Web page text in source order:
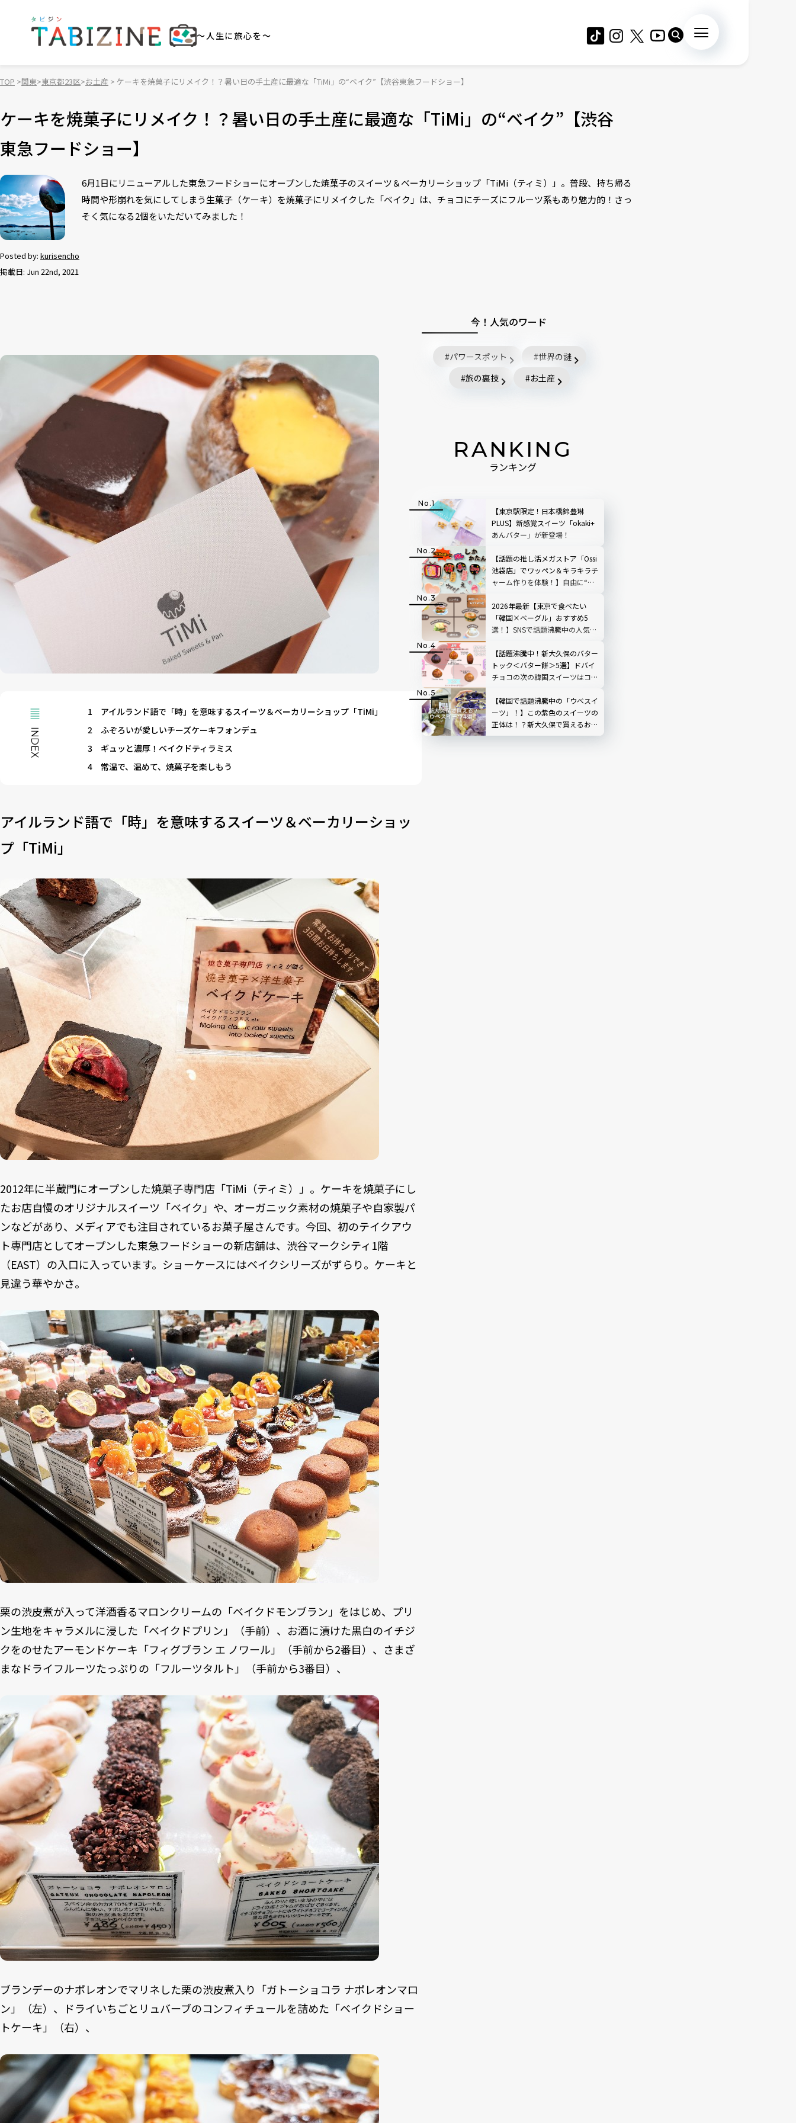
～人生に旅心を～
TOP 関東 東京都23区 お土産 ケーキを焼菓子にリメイク！？暑い日の手土産に最適な「TiMi」の“ベイク”【渋谷東急フードショー】
ケーキを焼菓子にリメイク！？暑い日の手土産に最適な「TiMi」の“ベイク”【渋谷
東急フードショー】
Posted by: kurisencho
掲載日: Jun 22nd, 2021
6月1日にリニューアルした東急フードショーにオープンした焼菓子のスイーツ＆ベーカリーショップ「TiMi（ティミ）」。普段、持ち帰る
時間や形崩れを気にしてしまう生菓子（ケーキ）を焼菓子にリメイクした「ベイク」は、チョコにチーズにフルーツ系もあり魅力的！さっ
そく気になる2個をいただいてみました！
INDEX
1
アイルランド語で「時」を意味するスイーツ＆ベーカリーショップ「TiMi」
2
ふぞろいが愛しいチーズケーキフォンデュ
3
ギュッと濃厚！ベイクドティラミス
4
常温で、温めて、焼菓子を楽しもう
アイルランド語で「時」を意味するスイーツ＆ベーカリーショッ
プ「TiMi」
2012年に半蔵門にオープンした焼菓子専門店「TiMi（ティミ）」。ケーキを焼菓子にし
たお店自慢のオリジナルスイーツ「ベイク」や、オーガニック素材の焼菓子や自家製パ
ンなどがあり、メディアでも注目されているお菓子屋さんです。今回、初のテイクアウ
ト専門店としてオープンした東急フードショーの新店舗は、渋谷マークシティ1階
（EAST）の入口に入っています。ショーケースにはベイクシリーズがずらり。ケーキと
見違う華やかさ。
栗の渋皮煮が入って洋酒香るマロンクリームの「ベイクドモンブラン」をはじめ、プリ
ン生地をキャラメルに浸した「ベイクドプリン」（手前）、お酒に漬けた黒白のイチジ
クをのせたアーモンドケーキ「フィグブラン エ ノワール」（手前から2番目）、さまざ
まなドライフルーツたっぷりの「フルーツタルト」（手前から3番目）、
ブランデーのナポレオンでマリネした栗の渋皮煮入り「ガトーショコラ ナポレオンマロ
ン」（左）、ドライいちごとリュバーブのコンフィチュールを詰めた「ベイクドショー
トケーキ」（右）、
今！人気のワード
パワースポット
世界の謎
旅の裏技
お土産
RANKING
ランキング
【東京駅限定！日本橋錦豊琳
PLUS】新感覚スイーツ「okaki+
あんバター」が新登場！
【話題の推し活メガストア「Ossi
池袋店」でワッペン＆キラキラチ
ャーム作りを体験！】自由に“好
人も夢中
2026年最新【東京で食べたい
「韓国×ベーグル」おすすめ5
選！】SNSで話題沸騰中の人気店
【話題沸騰中！新大久保のバター
トック＜バター餅＞5選】ドバイ
チョコの次の韓国スイーツはコ
せ！
【韓国で話題沸騰中の「ウベスイ
ーツ」！】この紫色のスイーツの
正体は！？新大久保で買えるおす
すめ4選を実食レビュー